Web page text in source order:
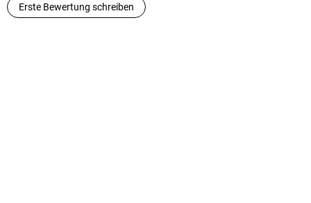
Erste Bewertung schreiben